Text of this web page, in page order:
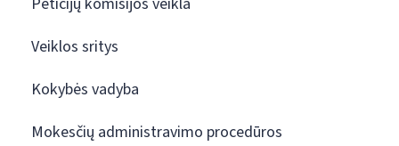
Veiklos sritys
Kokybės vadyba
Mokesčių administravimo procedūros